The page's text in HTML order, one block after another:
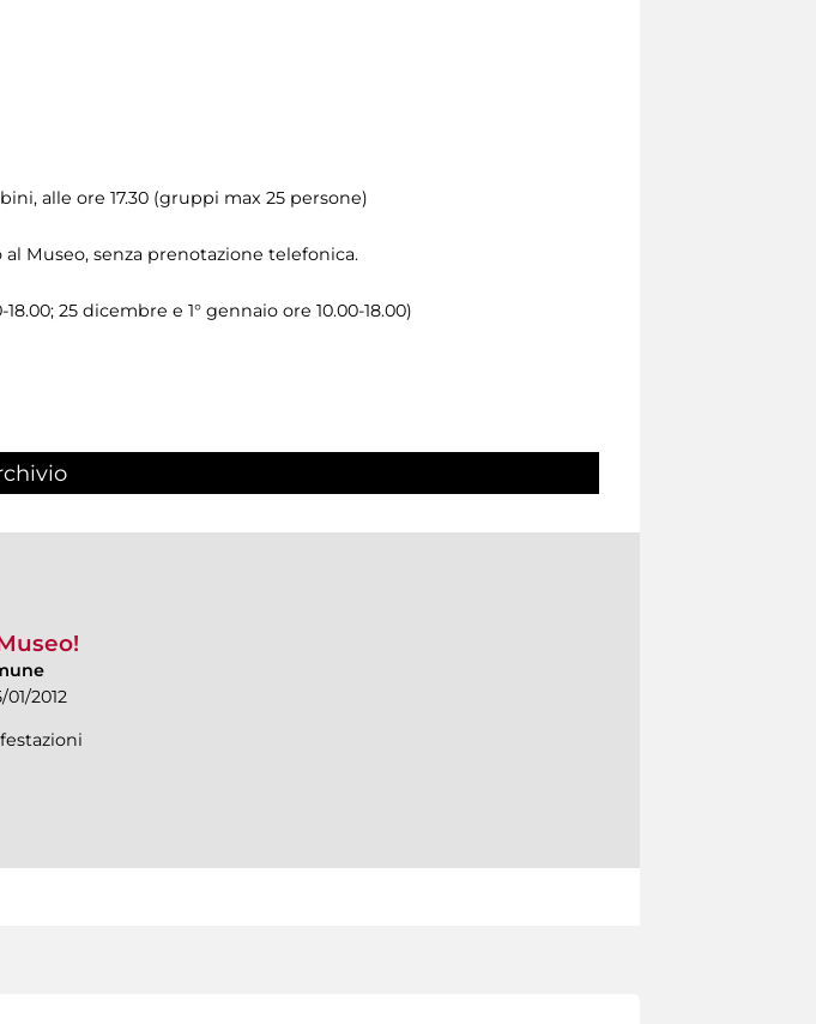
alle ore 17.30 (gruppi max 25 persone)
Museo, senza prenotazione telefonica.
25 dicembre e 1° gennaio ore 10.00-18.00)
01/2012